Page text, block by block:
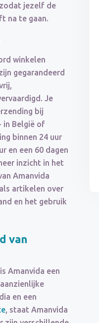
jezelf de
na te gaan.
winkelen
gegarandeerd
Je
bij
in België of
binnen 24 uur
en een 60 dagen
inzicht in het
Amanvida
artikelen over
en het gebruik
van
Amanvida een
en een
, staat Amanvida